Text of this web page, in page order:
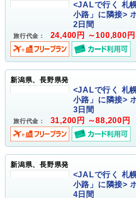
<JALで行く 札
小路」に隣接>
2日間
旅行代金： 24,400円 ～100,800円
新潟県、長野県発
<JALで行く 札
小路」に隣接>
3日間
旅行代金： 31,200円 ～88,200円
新潟県、長野県発
<JALで行く 札
小路」に隣接>
4日間